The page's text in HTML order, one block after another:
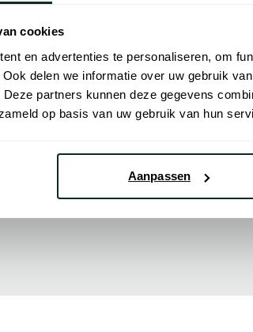
cookies
en advertenties te personaliseren, om
delen we informatie over uw gebruik
partners kunnen deze gegevens
op basis van uw gebruik van hun
Aanpassen
Gemaakt van 100% linnen biedt deze
Linnen staat bekend om zijn
warme dagen. De tijdloze uitstraling
op elke garderobe. Of je nu een
maakt deze broek is een must-have.